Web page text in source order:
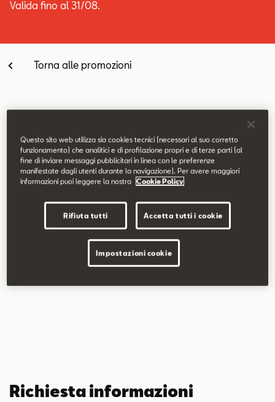
Contatti
Configuratore
Valida fino al 31/08.
Torna alle promozioni
Equipaggiamenti di serie
Fari posteriori Full LED
Full Link Wireless
Sensori di parcheggio anteriori e posteriori
Cerchi in lega da 18" Performance Machined
Vetri posteriori oscurati
Volante multifunzione in pelle
Sedili anteriori sportivi in tessuto e similpelle
Richiesta informazioni
Questo sito web utilizza sia cookies tecnici (necessari al suo corretto
funzionamento) che analitici e di profilazione propri e di terze parti (al
fine di inviare messaggi pubblicitari in linea con le preferenze
manifestate dagli utenti durante la navigazione). Per avere maggiori
informazioni puoi leggere la nostra
Cookie Policy
Rifiuta tutti Accetta tutti i cookie
Impostazioni cookie